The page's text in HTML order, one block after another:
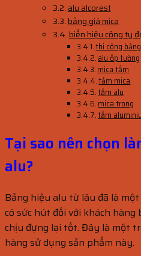
alu alcorest
bảng giá mica
biển hiệu công ty
thi công
alu ốp tường
mica tấm
tấm mica
tấm alu
mica trong
tấm
Tại sao nên chọn
alu?
Bảng hiệu alu từ lâu đã là
có sức hút đối với khách
chịu đựng lại tốt. Đây là một
hàng sử dụng sản phẩm này.